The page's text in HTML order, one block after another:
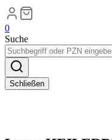
0
Suche
Schließen